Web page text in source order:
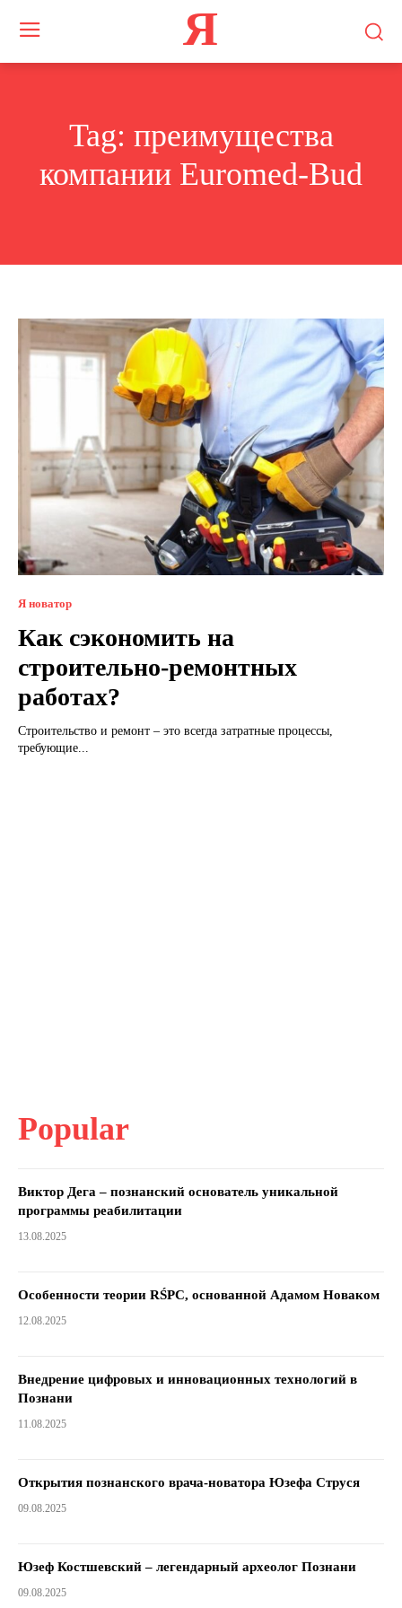
Я
Tag: преимущества
компании Euromed-Bud
Я новатор
Как сэкономить на
строительно-ремонтных
работах?
Строительство и ремонт – это всегда затратные процессы,
требующие...
Popular
Виктор Дега – познанский основатель уникальной
программы реабилитации
13.08.2025
Особенности теории RŚPC, основанной Адамом Новаком
12.08.2025
Внедрение цифровых и инновационных технологий в
Познани
11.08.2025
Открытия познанского врача-новатора Юзефа Струся
09.08.2025
Юзеф Костшевский – легендарный археолог Познани
09.08.2025